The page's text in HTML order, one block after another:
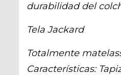
durabilidad del
Tela Jackard
Totalmente
Características: